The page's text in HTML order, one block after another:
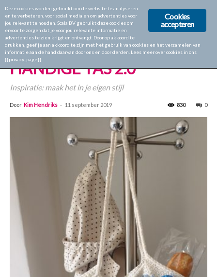
Home Blogs
Blogs Kim Hendriks Nieuws
HANDIGE TAS 2.0
Inspiratie: maak het in je eigen stijl
Door Kim Hendriks - 11 september 2019 0
830
Cookies
accepteren
Deze cookies worden gebruikt om de website te analyseren
en te verbeteren, voor social media en om advertenties voor
jou relevant te houden. Scala BV gebruikt deze cookies om
ervoor te zorgen dat je voor jou relevante informatie en
advertenties te zien krijgt en ontvangt. Door op akkoord te
drukken, geef je aan akkoord te zijn met het gebruik van cookies en het verzamelen van
informatie aan de hand daarvan door ons en door derden. Lees meer over cookies in ons
{{privacy_page}}.